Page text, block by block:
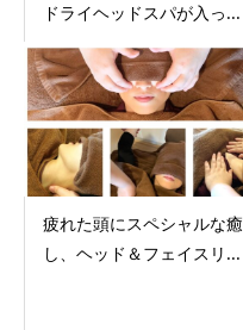
ドライヘッドスパが入っ...
疲れた頭にスペシャルな癒
し、ヘッド＆フェイスリ...